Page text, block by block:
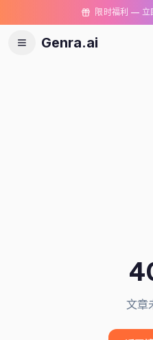
限时福利 — 立
Genra.ai
文章